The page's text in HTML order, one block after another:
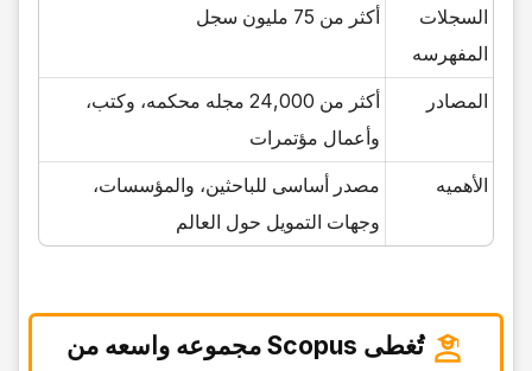
السجلات
المفهرسه
أکثر من 75 ملیون سجل
المصادر
أکثر من 24,000 مجله محکمه، وکتب،
وأعمال مؤتمرات
الأهمیه
مصدر أساسی للباحثین، والمؤسسات،
وجهات التمویل حول العالم
تُغطی Scopus مجموعه واسعه من